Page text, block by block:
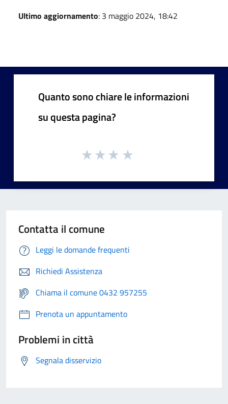
Ultimo aggiornamento: 3 maggio 2024, 18:42
Quanto sono chiare le informazioni
su questa pagina?
Contatta il comune
Leggi le domande frequenti
Richiedi Assistenza
Chiama il comune 0432 957255
Prenota un appuntamento
Problemi in città
Segnala disservizio